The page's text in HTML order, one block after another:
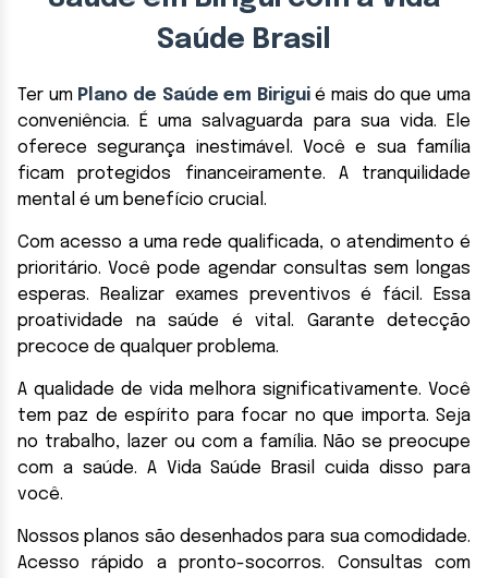
Saúde Brasil
Ter um Plano de Saúde em Biriguié mais do que uma
conveniência. É uma salvaguarda para sua vida. Ele
oferece segurança inestimável. Você e sua família
ficam protegidos financeiramente. A tranquilidade
mental é um benefício crucial.
Com acesso a uma rede qualificada, o atendimento é
prioritário. Você pode agendar consultas sem longas
esperas. Realizar exames preventivos é fácil. Essa
proatividade na saúde é vital. Garante detecção
precoce de qualquer problema.
A qualidade de vida melhora significativamente. Você
tem paz de espírito para focar no que importa. Seja
no trabalho, lazer ou com a família. Não se preocupe
com a saúde. A Vida Saúde Brasil cuida disso para
você.
Nossos planos são desenhados para sua comodidade.
Acesso rápido a pronto-socorros. Consultas com